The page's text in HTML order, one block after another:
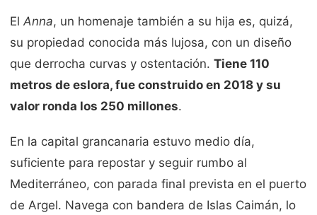
El Anna, un homenaje también a su hija es, quizá,
su propiedad conocida más lujosa, con un diseño
que derrocha curvas y ostentación. Tiene 110
metros de eslora, fue construido en 2018 y su
valor ronda los 250 millones.
En la capital grancanaria estuvo medio día,
suficiente para repostar y seguir rumbo al
Mediterráneo, con parada final prevista en el puerto
de Argel. Navega con bandera de Islas Caimán, lo